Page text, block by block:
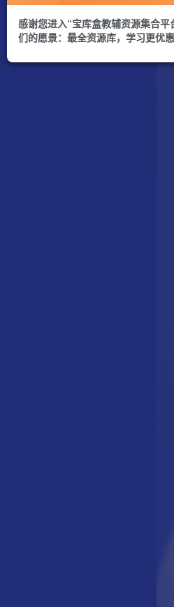
感谢您进入“宝库盒教辅资源集合
们的愿景：最全资源库，学习更优